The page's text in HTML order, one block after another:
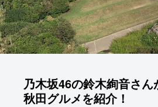
乃木坂46の鈴木絢音さ
秋田グルメを紹介！